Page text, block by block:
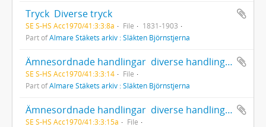
Tryck  Diverse tryck
SE S-HS Acc1970/41:3:3:8a File
1831-1903
Part ofAlmare Stäkets arkiv : Släkten Björnstjerna
Ämnesordnade handlingar  diverse handlingar rörande Inrikespolitisk verksamhet  Byggnationer och monument
SE S-HS Acc1970/41:3:3:14
File
Part ofAlmare Stäkets arkiv : Släkten Björnstjerna
Ämnesordnade handlingar  diverse handlingar rörande Inrikespolitisk verksamhet  Byggnationer och monument  Riksdags- och bankhuset i Stockholm
SE S-HS Acc1970/41:3:3:15a
File